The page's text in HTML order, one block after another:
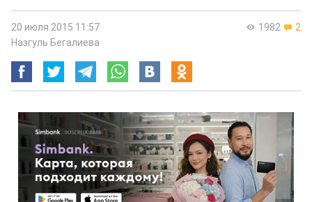
1982 2
20 июля 2015 11:57
Назгуль Бегалиева